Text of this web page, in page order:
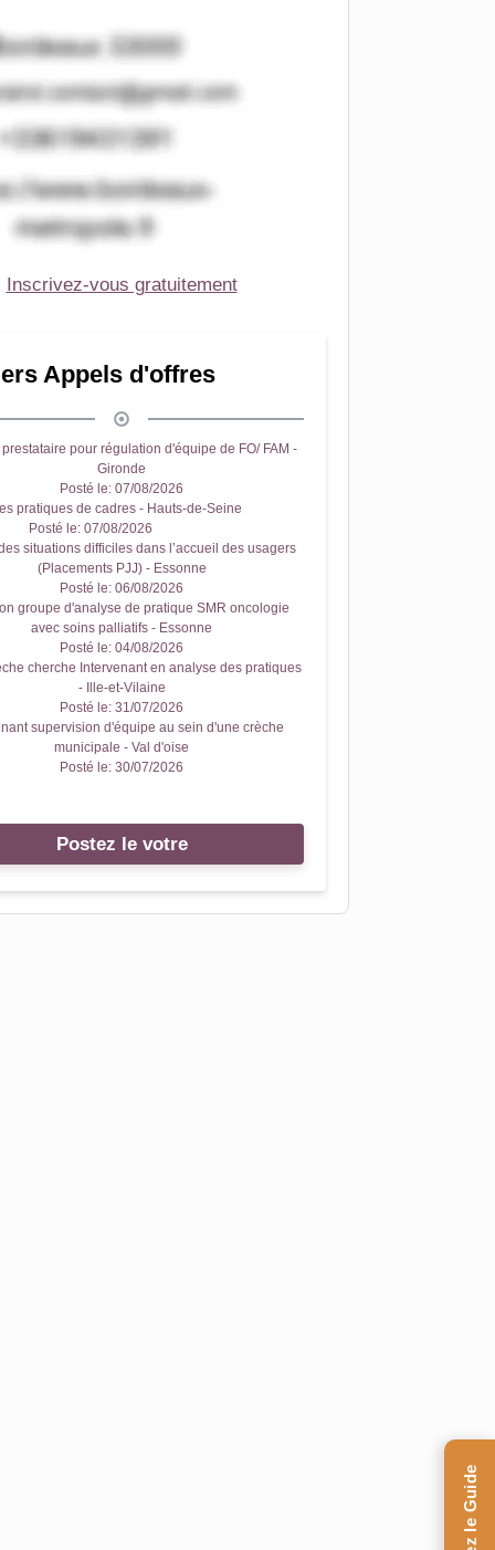
Inscrivez-vous gratuitement
Appels d'offres
pour régulation d'équipe de FO/ FAM -
Gironde
Posté le: 07/08/2026
pratiques de cadres - Hauts-de-Seine
Posté le: 07/08/2026
situations difficiles dans l’accueil des usagers
(Placements PJJ) - Essonne
Posté le: 06/08/2026
groupe d'analyse de pratique SMR oncologie
avec soins palliatifs - Essonne
Posté le: 04/08/2026
cherche Intervenant en analyse des pratiques
- Ille-et-Vilaine
Posté le: 31/07/2026
supervision d'équipe au sein d'une crèche
municipale - Val d'oise
Posté le: 30/07/2026
Postez le votre